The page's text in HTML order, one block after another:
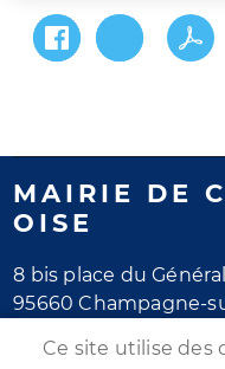
MAIRIE DE
OISE
8 bis place du
95660 Champagne-
Ce site utilise des